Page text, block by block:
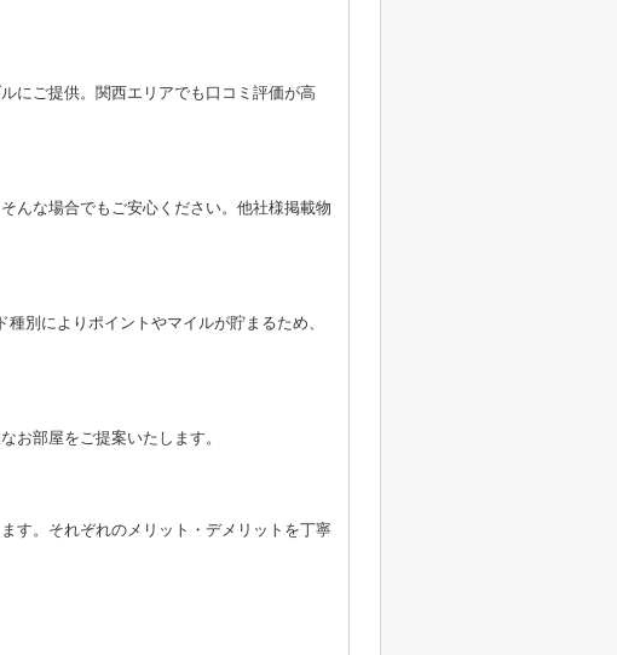
にご提供。関西エリアでも口コミ評価が高
んな場合でもご安心ください。他社様掲載物
別によりポイントやマイルが貯まるため、
お部屋をご提案いたします。
す。それぞれのメリット・デメリットを丁寧